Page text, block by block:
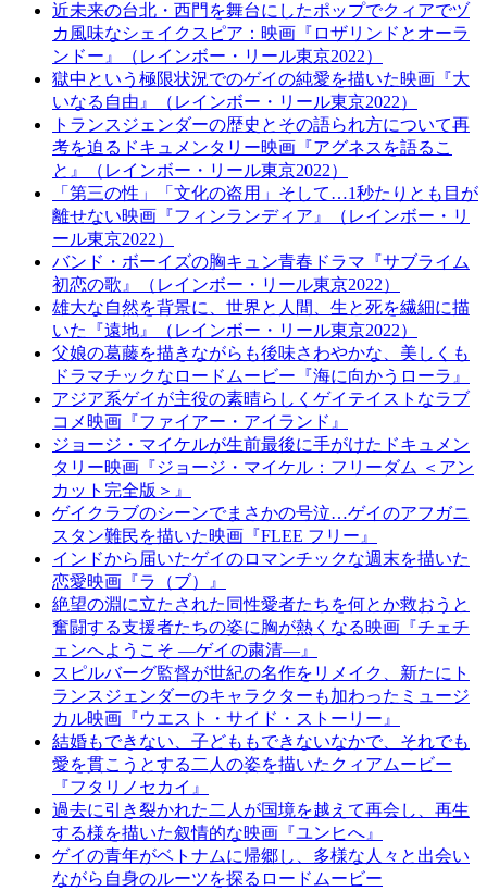
近未来の台北・西門を舞台にしたポップでクィアでヅ
カ風味なシェイクスピア：映画『ロザリンドとオーラ
ンドー』（レインボー・リール東京2022）
獄中という極限状況でのゲイの純愛を描いた映画『大
いなる自由』（レインボー・リール東京2022）
トランスジェンダーの歴史とその語られ方について再
考を迫るドキュメンタリー映画『アグネスを語るこ
と』（レインボー・リール東京2022）
「第三の性」「文化の盗用」そして…1秒たりとも目が
離せない映画『フィンランディア』（レインボー・リ
ール東京2022）
バンド・ボーイズの胸キュン青春ドラマ『サブライム
初恋の歌』（レインボー・リール東京2022）
雄大な自然を背景に、世界と人間、生と死を繊細に描
いた『遠地』（レインボー・リール東京2022）
父娘の葛藤を描きながらも後味さわやかな、美しくも
ドラマチックなロードムービー『海に向かうローラ』
アジア系ゲイが主役の素晴らしくゲイテイストなラブ
コメ映画『ファイアー・アイランド』
ジョージ・マイケルが生前最後に手がけたドキュメン
タリー映画『ジョージ・マイケル：フリーダム ＜アン
カット完全版＞』
ゲイクラブのシーンでまさかの号泣…ゲイのアフガニ
スタン難民を描いた映画『FLEE フリー』
インドから届いたゲイのロマンチックな週末を描いた
恋愛映画『ラ（ブ）』
絶望の淵に立たされた同性愛者たちを何とか救おうと
奮闘する支援者たちの姿に胸が熱くなる映画『チェチ
ェンへようこそ ―ゲイの粛清―』
スピルバーグ監督が世紀の名作をリメイク、新たにト
ランスジェンダーのキャラクターも加わったミュージ
カル映画『ウエスト・サイド・ストーリー』
結婚もできない、子どももできないなかで、それでも
愛を貫こうとする二人の姿を描いたクィアムービー
『フタリノセカイ』
過去に引き裂かれた二人が国境を越えて再会し、再生
する様を描いた叙情的な映画『ユンヒへ』
ゲイの青年がベトナムに帰郷し、多様な人々と出会い
ながら自身のルーツを探るロードムービー